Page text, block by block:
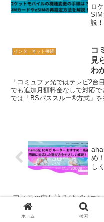
ロ
SIM
説！
インターネット接続
コ
見
わ
「コミュファ光ではテレビ2台
でも追加月額料金なしで対応
では「BSパススルー®方式」
め
し
アハモの申し込みはパソコ
きできる？初心者でも迷わな
ホーム 検索